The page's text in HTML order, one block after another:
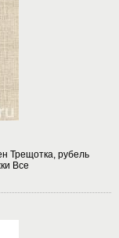
Трещотка, рубель
Все